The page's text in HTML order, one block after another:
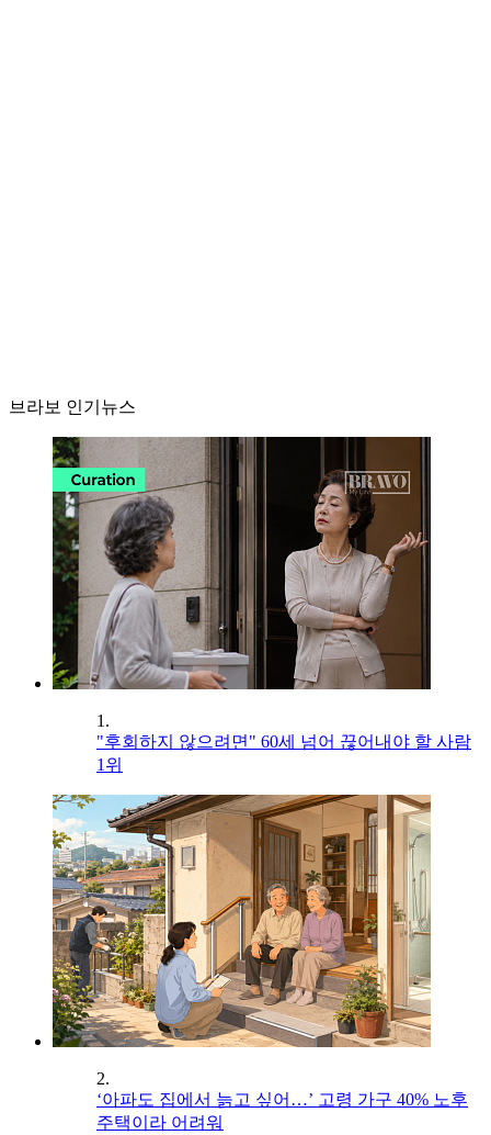
브라보 인기뉴스
1.
"후회하지 않으려면" 60세 넘어 끊어내야 할 사람
1위
2.
‘아파도 집에서 늙고 싶어…’ 고령 가구 40% 노후
주택이라 어려워